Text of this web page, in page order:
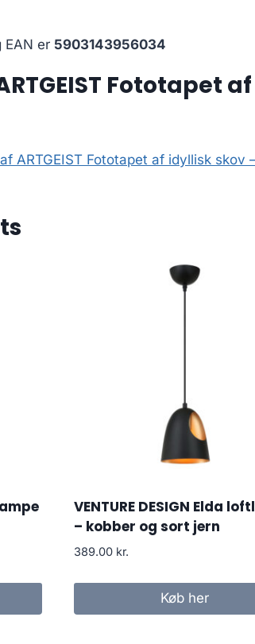
EAN er 5903143956034
Fototapet
ARTGEIST Fototapet af idyllisk skov
VENTURE DESIGN Elda
– kobber og sort jern
389.00 kr.
Køb her